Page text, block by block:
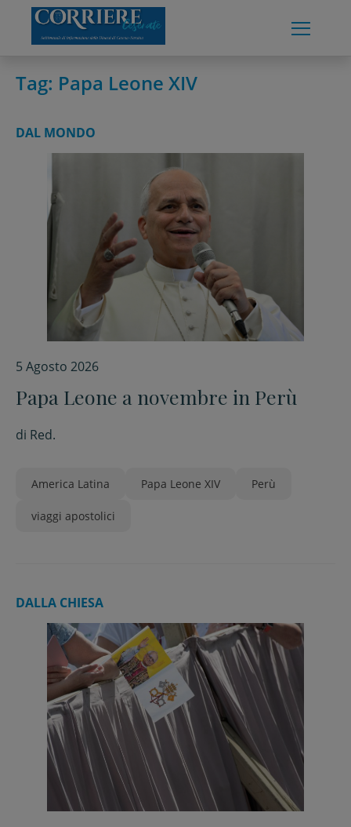
content
Tag: Papa Leone XIV
DAL MONDO
5 Agosto 2026
Papa Leone a novembre in Perù
di Red.
America Latina Papa Leone XIV Perù
viaggi apostolici
DALLA CHIESA